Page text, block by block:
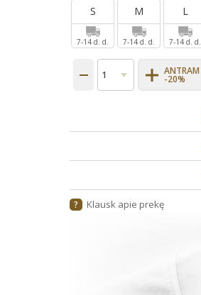
S
7-14 d. d.
M
7-14 d. d.
L
7-14 d. d.
ANTRAM
-20%
? Klausk apie prekę